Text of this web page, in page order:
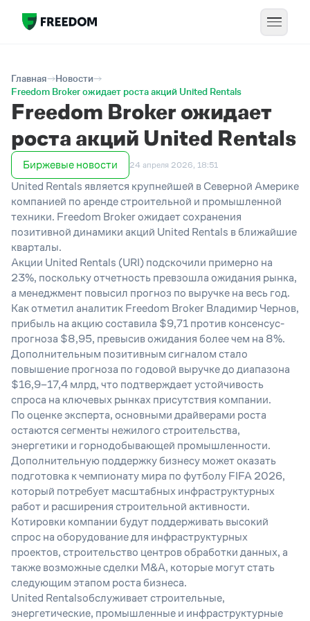
Главная
Новости
Freedom Broker ожидает роста акций United Rentals
Freedom Broker ожидает
роста акций United Rentals
Биржевые новости 24 апреля 2026, 18:51
United Rentals является крупнейшей в Северной Америке
компанией по аренде строительной и промышленной
техники. Freedom Broker ожидает сохранения
позитивной динамики акций United Rentals в ближайшие
кварталы.
Акции United Rentals (URI) подскочили примерно на
23%, поскольку отчетность превзошла ожидания рынка,
а менеджмент повысил прогноз по выручке на весь год.
Как отметил аналитик Freedom Broker Владимир Чернов,
прибыль на акцию составила $9,71 против консенсус-
прогноза $8,95, превысив ожидания более чем на 8%.
Дополнительным позитивным сигналом стало
повышение прогноза по годовой выручке до диапазона
$16,9–17,4 млрд, что подтверждает устойчивость
спроса на ключевых рынках присутствия компании.
По оценке эксперта, основными драйверами роста
остаются сегменты нежилого строительства,
энергетики и горнодобывающей промышленности.
Дополнительную поддержку бизнесу может оказать
подготовка к чемпионату мира по футболу FIFA 2026,
который потребует масштабных инфраструктурных
работ и расширения строительной активности.
Котировки компании будут поддерживать высокий
спрос на оборудование для инфраструктурных
проектов, строительство центров обработки данных, а
также возможные сделки M&A, которые могут стать
следующим этапом роста бизнеса.
United Rentalsобслуживает строительные,
энергетические, промышленные и инфраструктурные